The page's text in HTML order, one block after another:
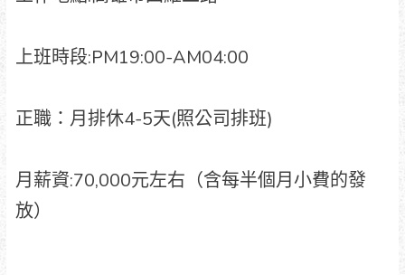
上班時段:PM19:00-AM04:00
正職：月排休4-5天(照公司排班)
月薪資:70,000元左右（含每半個月小費的發
放）